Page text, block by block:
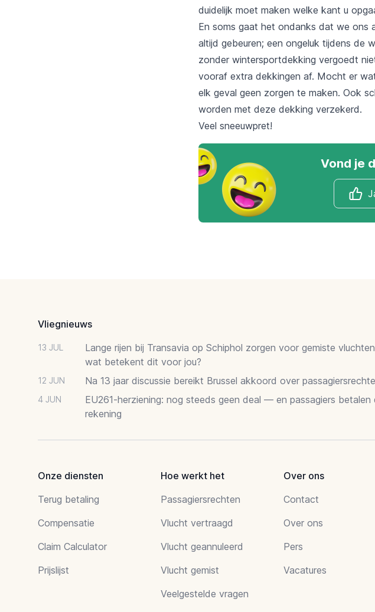
duidelijk moet maken welke kant u
En soms gaat het ondanks dat we ons
altijd gebeuren; een ongeluk tijdens de
zonder wintersportdekking vergoedt
vooraf extra dekkingen af. Mocht er
elk geval geen zorgen te maken. Ook
worden met deze dekking verzekerd.
Veel sneeuwpret!
Vond je
Vliegnieuws
13 JUL
Lange rijen bij Transavia op Schiphol zorgen voor gemiste
wat betekent dit voor jou?
12 JUN Na 13 jaar discussie bereikt Brussel akkoord over
4 JUN
EU261-herziening: nog steeds geen deal — en passagiers betalen
rekening
Onze diensten
Terug betaling
Compensatie
Claim Calculator
Prijslijst
Hoe werkt het
Passagiersrechten
Vlucht vertraagd
Vlucht geannuleerd
Vlucht gemist
Veelgestelde vragen
Over ons
Contact
Over ons
Pers
Vacatures